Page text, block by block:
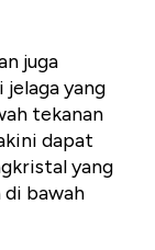
juga
jelaga yang
tekanan
dapat
yang
bawah